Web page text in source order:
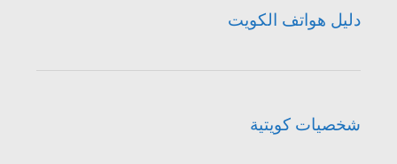
دليل هواتف الكويت
شخصيات كويتية